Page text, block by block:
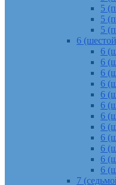
5
5
5
6
6
6
6
6
6
6
6
6
6
6
6
6
7